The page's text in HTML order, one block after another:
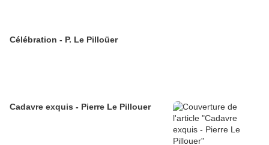
Célébration - P. Le Pilloüer
Cadavre exquis - Pierre Le Pillouer